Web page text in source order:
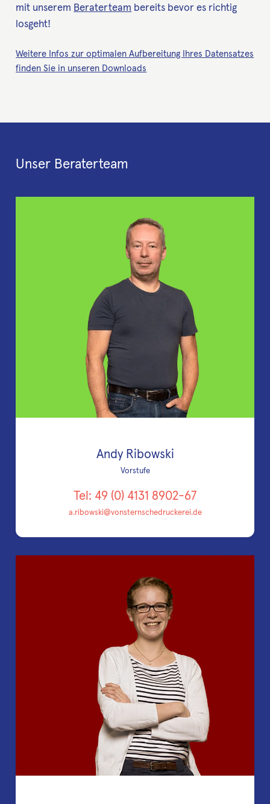
mit unserem Beraterteam bereits bevor es richtig
losgeht!
Weitere Infos zur optimalen Aufbereitung Ihres Datensatzes
finden Sie in unseren Downloads
Unser Beraterteam
Andy Ribowski
Vorstufe
Tel: 49 (0) 4131 8902-67
a.ribowski@vonsternschedruckerei.de